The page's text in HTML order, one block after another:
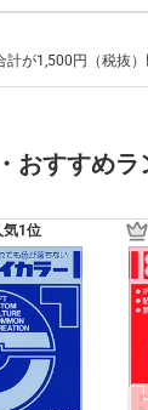
計が1,500円（税抜
おすすめラ
気1位